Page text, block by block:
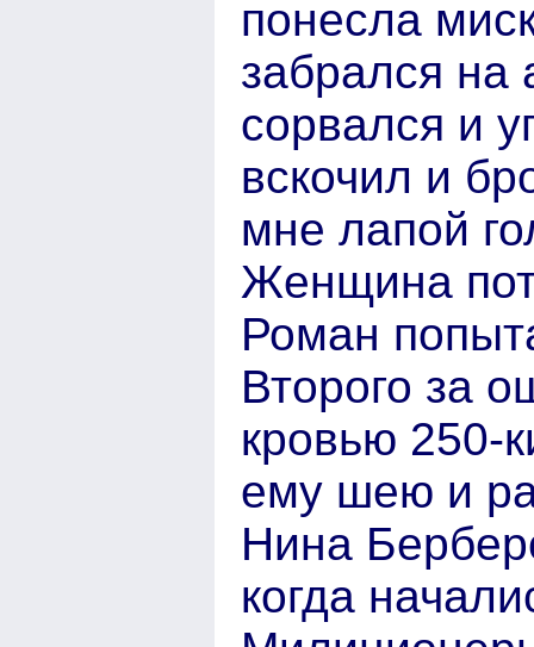
понесла
забрался на
сорвался и
вскочил и
мне лапой
Женщина
Роман
Второго за
кровью 250-
ему шею и
Нина
когда